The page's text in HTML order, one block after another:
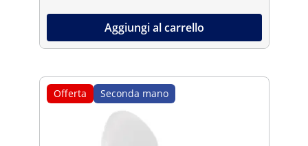
Aggiungi al carrello
Offerta Seconda mano